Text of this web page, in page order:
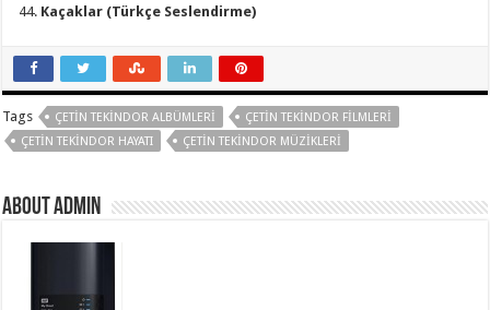
Kaçaklar (Türkçe Seslendirme)
Tags ÇETIN TEKINDOR ALBÜMLERI
ÇETIN TEKINDOR FILMLERI
ÇETIN TEKINDOR HAYATI
ÇETIN TEKINDOR MÜZIKLERI
About Admin